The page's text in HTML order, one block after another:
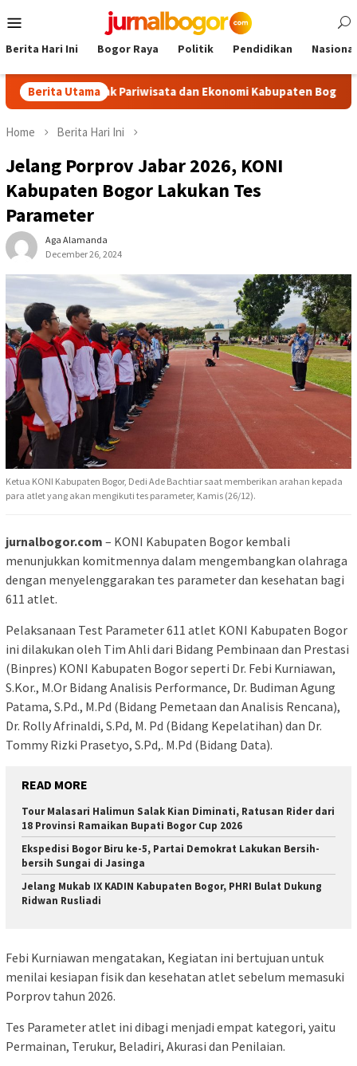
to
Menu
Berita Hari Ini Bogor Raya Politik Pendidikan Nasional
Berita Utama
Pariwisata dan Ekonomi Kabupaten Bogor
Home Berita Hari Ini
Jelang Porprov Jabar 2026, KONI
Kabupaten Bogor Lakukan Tes
Parameter
Aga Alamanda
December 26, 2024
Ketua KONI Kabupaten Bogor, Dedi Ade Bachtiar saat memberikan arahan kepada
para atlet yang akan mengikuti tes parameter, Kamis (26/12).
jurnalbogor.com – KONI Kabupaten Bogor kembali
menunjukkan komitmennya dalam mengembangkan olahraga
dengan menyelenggarakan tes parameter dan kesehatan bagi
611 atlet.
Pelaksanaan Test Parameter 611 atlet KONI Kabupaten Bogor
ini dilakukan oleh Tim Ahli dari Bidang Pembinaan dan Prestasi
(Binpres) KONI Kabupaten Bogor seperti Dr. Febi Kurniawan,
S.Kor., M.Or Bidang Analisis Performance, Dr. Budiman Agung
Patama, S.Pd., M.Pd (Bidang Pemetaan dan Analisis Rencana),
Dr. Rolly Afrinaldi, S.Pd, M. Pd (Bidang Kepelatihan) dan Dr.
Tommy Rizki Prasetyo, S.Pd,. M.Pd (Bidang Data).
READ MORE
Tour Malasari Halimun Salak Kian Diminati, Ratusan Rider dari
18 Provinsi Ramaikan Bupati Bogor Cup 2026
Ekspedisi Bogor Biru ke-5, Partai Demokrat Lakukan Bersih-
bersih Sungai di Jasinga
Jelang Mukab IX KADIN Kabupaten Bogor, PHRI Bulat Dukung
Ridwan Rusliadi
Febi Kurniawan mengatakan, Kegiatan ini bertujuan untuk
menilai kesiapan fisik dan kesehatan atlet sebelum memasuki
Porprov tahun 2026.
Tes Parameter atlet ini dibagi menjadi empat kategori, yaitu
Permainan, Terukur, Beladiri, Akurasi dan Penilaian.